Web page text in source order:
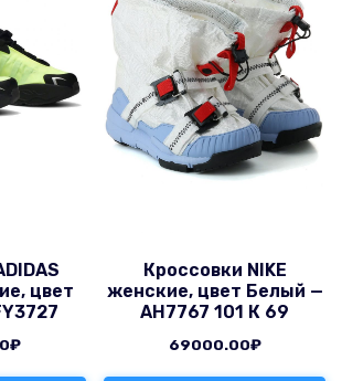
цвет
₽
Кроссовки NIKE
женские, цвет Белый —
AH7767 101 К 69
69000.00₽